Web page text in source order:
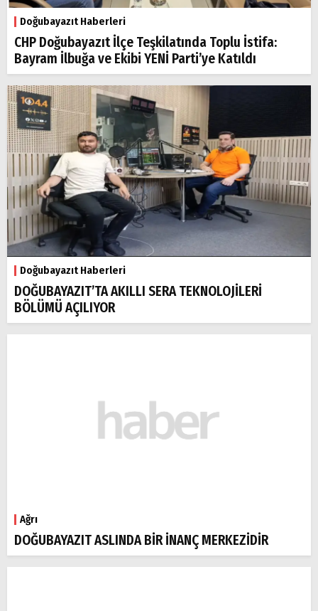
Doğubayazıt Haberleri
CHP Doğubayazıt İlçe Teşkilatında Toplu İstifa:
Bayram İlbuğa ve Ekibi YENİ Parti’ye Katıldı
Doğubayazıt Haberleri
DOĞUBAYAZIT’TA AKILLI SERA TEKNOLOJİLERİ
BÖLÜMÜ AÇILIYOR
Ağrı
DOĞUBAYAZIT ASLINDA BİR İNANÇ MERKEZİDİR